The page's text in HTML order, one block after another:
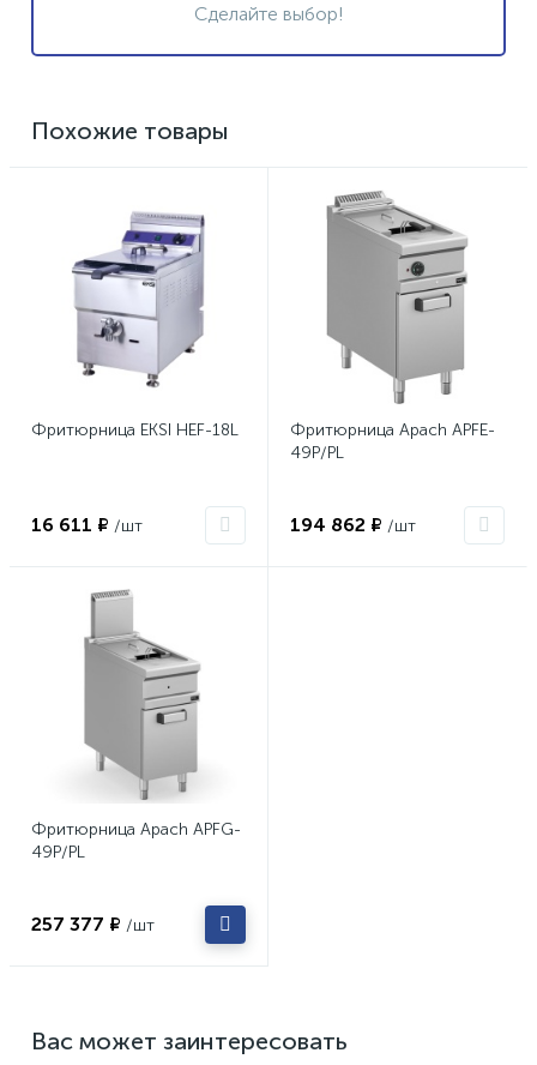
Сделайте выбор!
Похожие товары
Фритюрница EKSI HEF-18L
16 611 ₽ /шт
Фритюрница Apach APFE-
49P/PL
194 862 ₽ /шт
Фритюрница Apach APFG-
49P/PL
257 377 ₽ /шт
Вас может заинтересовать